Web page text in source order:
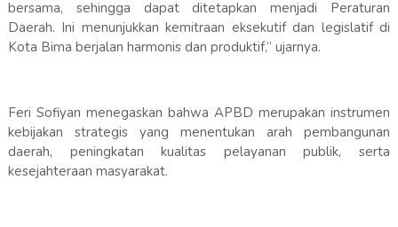
bersama, sehingga dapat ditetapkan menjadi Peraturan
Daerah. Ini menunjukkan kemitraan eksekutif dan legislatif di
Kota Bima berjalan harmonis dan produktif,” ujarnya.
Feri Sofiyan menegaskan bahwa APBD merupakan instrumen
kebijakan strategis yang menentukan arah pembangunan
daerah, peningkatan kualitas pelayanan publik, serta
kesejahteraan masyarakat.